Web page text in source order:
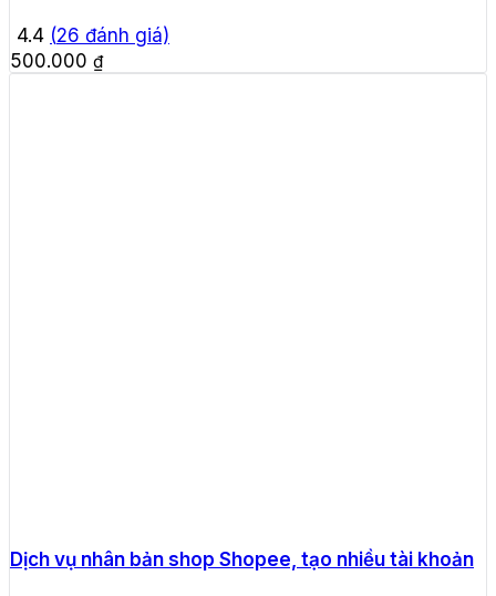
4.4 (26 đánh giá)
500.000 ₫
Dịch vụ nhân bản shop Shopee, tạo nhiều tài khoản